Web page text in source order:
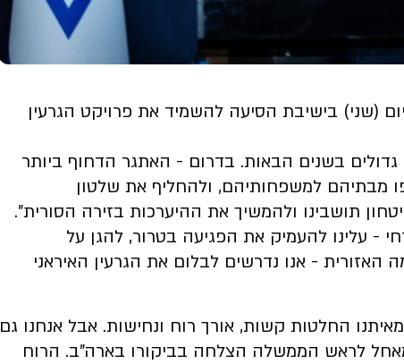
(שני) בישיבת הסיעה להשמיד את פרויקט הגרעין
גדולים בשנים הבאות. בדרום - האתגר הדחוף ביותר
מבתיהם למשפחותיהם, ולהחליף את שלטון
תושבינו ולהמשיך את ההיערכות בזירה הסורית".
- עלינו להעמיק את הפגיעה בטרור, להגן על
- אנו נדרשים לבלום את הגרעין האיראני
החלטות קשות, אורך רוח ונחישות. אבל אנחנו גם
לראש הממשלה הצלחה בביקורו בארה"ב. הרוח